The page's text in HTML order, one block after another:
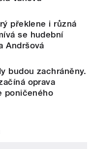
překlene i různá
se hudební
Andršová
budou zachráněny.
oprava
poničeného